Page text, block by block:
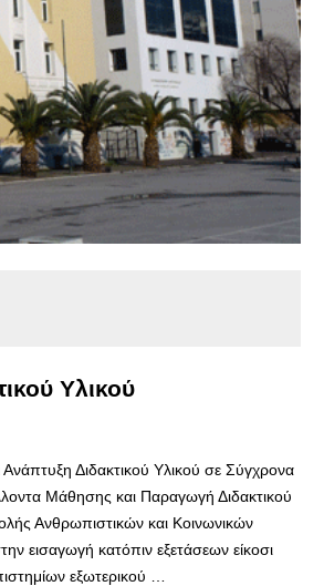
Υλικού
Διδακτικού Υλικού σε Σύγχρονα
Μάθησης και Παραγωγή Διδακτικού
Ανθρωπιστικών και Κοινωνικών
εισαγωγή κατόπιν εξετάσεων είκοσι
εξωτερικού …